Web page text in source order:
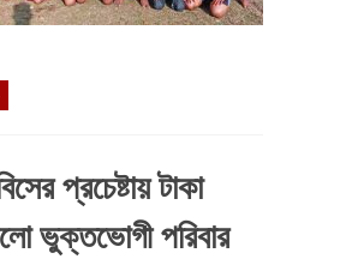
প্রচেষ্টায় টাকা
ভুক্তভোগী পরিবার